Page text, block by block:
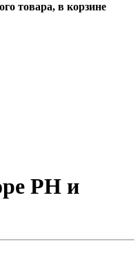
товара, в корзине
PH и